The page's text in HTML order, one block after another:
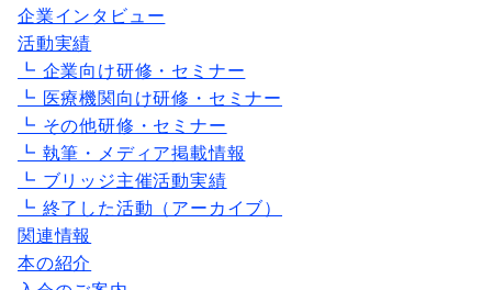
企業インタビュー
活動実績
┗ 企業向け研修・セミナー
┗ 医療機関向け研修・セミナー
┗ その他研修・セミナー
┗ 執筆・メディア掲載情報
┗ ブリッジ主催活動実績
┗ 終了した活動（アーカイブ）
関連情報
本の紹介